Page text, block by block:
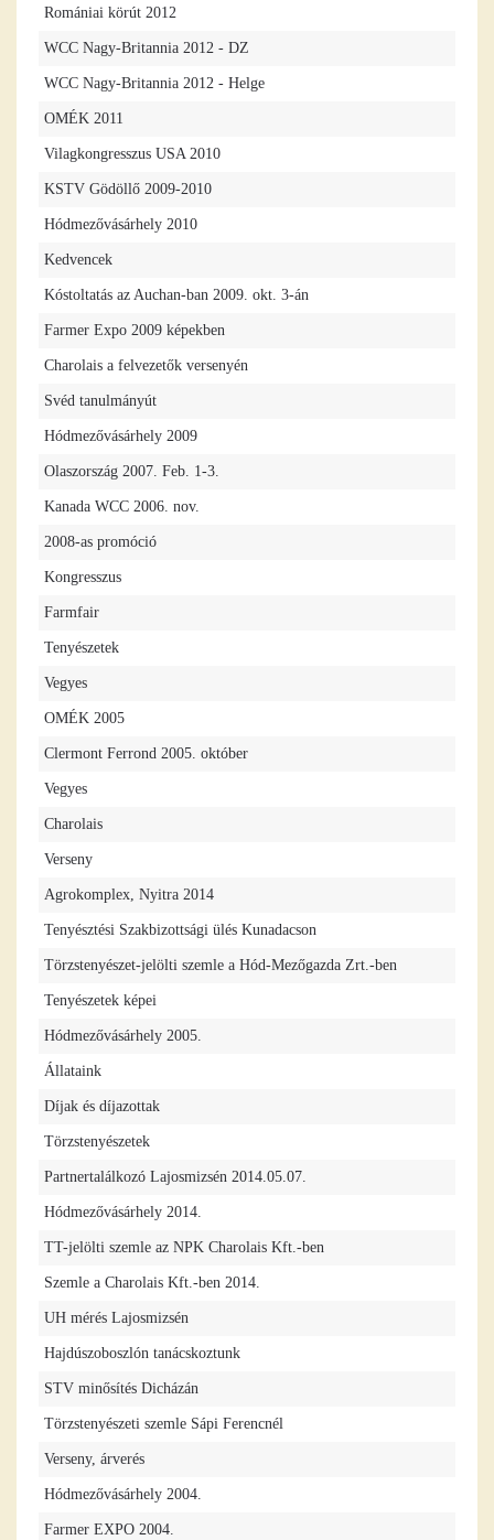
Romániai körút 2012
WCC Nagy-Britannia 2012 - DZ
WCC Nagy-Britannia 2012 - Helge
OMÉK 2011
Vilagkongresszus USA 2010
KSTV Gödöllő 2009-2010
Hódmezővásárhely 2010
Kedvencek
Kóstoltatás az Auchan-ban 2009. okt. 3-án
Farmer Expo 2009 képekben
Charolais a felvezetők versenyén
Svéd tanulmányút
Hódmezővásárhely 2009
Olaszország 2007. Feb. 1-3.
Kanada WCC 2006. nov.
2008-as promóció
Kongresszus
Farmfair
Tenyészetek
Vegyes
OMÉK 2005
Clermont Ferrond 2005. október
Vegyes
Charolais
Verseny
Agrokomplex, Nyitra 2014
Tenyésztési Szakbizottsági ülés Kunadacson
Törzstenyészet-jelölti szemle a Hód-Mezőgazda Zrt.-ben
Tenyészetek képei
Hódmezővásárhely 2005.
Állataink
Díjak és díjazottak
Törzstenyészetek
Partnertalálkozó Lajosmizsén 2014.05.07.
Hódmezővásárhely 2014.
TT-jelölti szemle az NPK Charolais Kft.-ben
Szemle a Charolais Kft.-ben 2014.
UH mérés Lajosmizsén
Hajdúszoboszlón tanácskoztunk
STV minősítés Dicházán
Törzstenyészeti szemle Sápi Ferencnél
Verseny, árverés
Hódmezővásárhely 2004.
Farmer EXPO 2004.